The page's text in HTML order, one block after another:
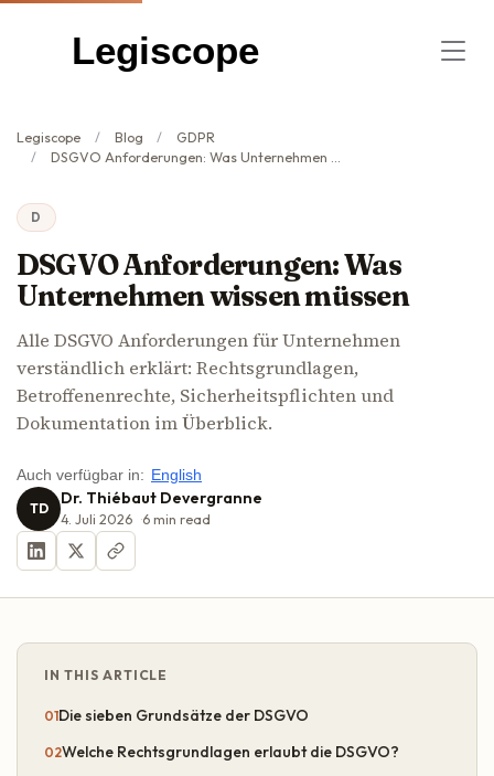
Legiscope
Legiscope Blog
GDPR
DSGVO Anforderungen: Was Unternehmen wissen müssen
D
DSGVO Anforderungen: Was
Unternehmen wissen müssen
Alle DSGVO Anforderungen für Unternehmen
verständlich erklärt: Rechtsgrundlagen,
Betroffenenrechte, Sicherheitspflichten und
Dokumentation im Überblick.
Auch verfügbar in: English
TD Dr. Thiébaut Devergranne
4. Juli 2026 6 min read
IN THIS ARTICLE
Die sieben Grundsätze der DSGVO
Welche Rechtsgrundlagen erlaubt die DSGVO?